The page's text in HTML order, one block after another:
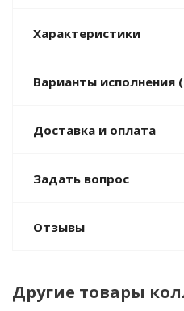
Характеристики
Варианты исполнения
Доставка и оплата
Задать вопрос
Отзывы
Другие товары